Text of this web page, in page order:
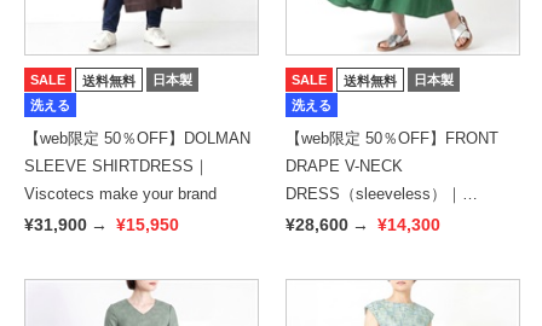
SALE 送料無料
日本製
洗える
【web限定 50％OFF】DOLMAN
SLEEVE SHIRTDRESS｜
Viscotecs make your brand
¥31,900 → ¥15,950
SALE 送料無料
日本製
洗える
【web限定 50％OFF】FRONT
DRAPE V-NECK
DRESS（sleeveless）｜
Viscotecs make your brand
¥28,600 → ¥14,300